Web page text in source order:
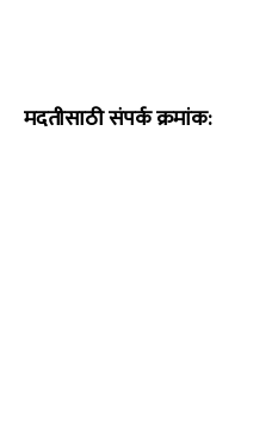
मदतीसाठी संपर्क क्रमांक: